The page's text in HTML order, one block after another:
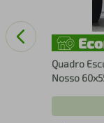
Quadro
Nosso